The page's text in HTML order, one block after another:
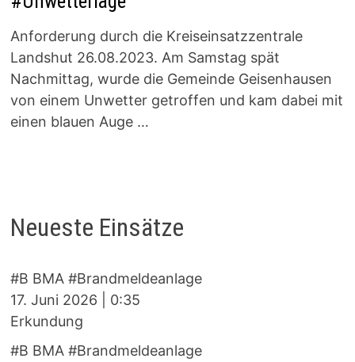
Anforderung durch die Kreiseinsatzzentrale
Landshut 26.08.2023. Am Samstag spät
Nachmittag, wurde die Gemeinde Geisenhausen
von einem Unwetter getroffen und kam dabei mit
einen blauen Auge …
Neueste Einsätze
#B BMA #Brandmeldeanlage
17. Juni 2026
0:35
Erkundung
#B BMA #Brandmeldeanlage